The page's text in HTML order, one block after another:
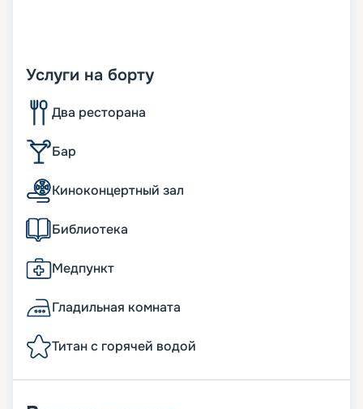
Услуги на борту
Два ресторана
Бар
Киноконцертный зал
Библиотека
Медпункт
Гладильная комната
Титан с горячей водой